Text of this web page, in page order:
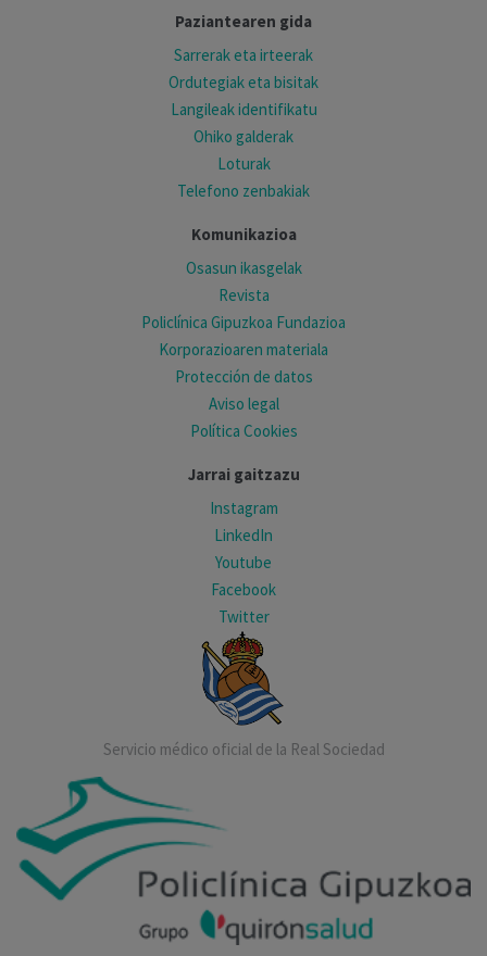
Paziantearen gida
Sarrerak eta irteerak
Ordutegiak eta bisitak
Langileak identifikatu
Ohiko galderak
Loturak
Telefono zenbakiak
Komunikazioa
Osasun ikasgelak
Revista
Policlínica Gipuzkoa Fundazioa
Korporazioaren materiala
Protección de datos
Aviso legal
Política Cookies
Jarrai gaitzazu
Instagram
LinkedIn
Youtube
Facebook
Twitter
Servicio médico oficial de la Real Sociedad